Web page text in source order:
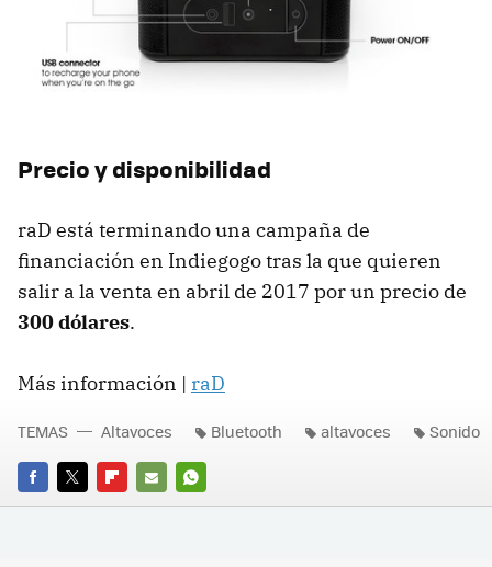
Precio y disponibilidad
raD está terminando una campaña de
financiación en Indiegogo tras la que quieren
salir a la venta en abril de 2017 por un precio de
300 dólares.
Más información | raD
FACEBOOK
TWITTERFLIPBOARD
E-
WHATSAPP
TEMAS Altavoces Bluetooth altavoces Sonido